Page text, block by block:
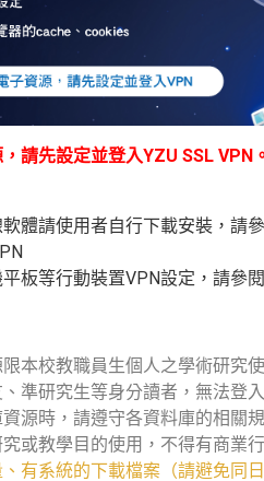
請先設定並登入YZU SSL VPN。
體請使用者自行下載安裝，請
板等行動裝置VPN設定 ，請參閱
本校教職員生個人之學術研究
準研究生等身分讀者，無法登
源時，請遵守各資料庫的相關
或教學目的使用，不得有商業行
有系統的下載檔案（請避免同